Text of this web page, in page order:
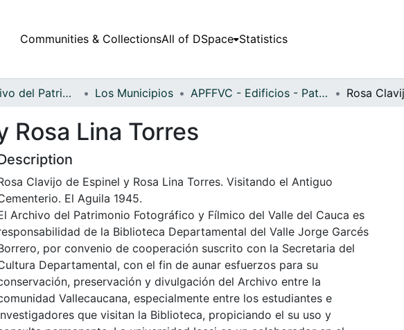
Communities & CollectionsAll of DSpace Statistics
Fondo Archivo del Patrimonio Fotográfico y Fílmico del Valle del Cauca Los Municipios APFFVC - Edificios - Patrimonial
Rosa Lina Torres
Clavijo de Espinel y Rosa Lina Torres. Visitando el Antiguo
El Aguila 1945.
Archivo del Patrimonio Fotográfico y Fílmico del Valle del Cauca es
de la Biblioteca Departamental del Valle Jorge Garcés
por convenio de cooperación suscrito con la Secretaria del
Departamental, con el fin de aunar esfuerzos para su
preservación y divulgación del Archivo entre la
Vallecaucana, especialmente entre los estudiantes e
que visitan la Biblioteca, propiciando el su uso y